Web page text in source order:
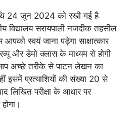
24 जून 2024 को रखी गई है
सरायपाली नजदीक तहसील
स्वयं जाना पड़ेगा साक्षात्कार
और डेमो क्लास के माध्यम से होगी
अच्छे तरीके से पाटन लेखन का
इसमें प्रत्याशियों की संख्या 20 से
लिखित परीक्षा के आधार पर